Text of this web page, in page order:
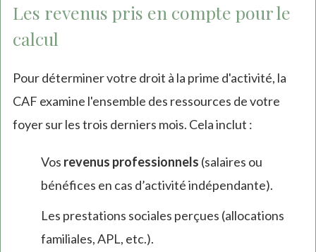
Les revenus pris en compte pour le
calcul
Pour déterminer votre droit à la prime d'activité, la
CAF examine l'ensemble des ressources de votre
foyer sur les trois derniers mois. Cela inclut :
Vos revenus professionnels (salaires ou
bénéfices en cas d’activité indépendante).
Les prestations sociales perçues (allocations
familiales, APL, etc.).